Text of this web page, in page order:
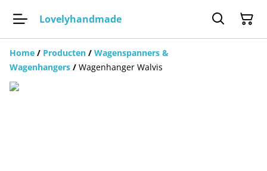
Lovelyhandmade
Home / Producten / Wagenspanners &
Wagenhangers / Wagenhanger Walvis